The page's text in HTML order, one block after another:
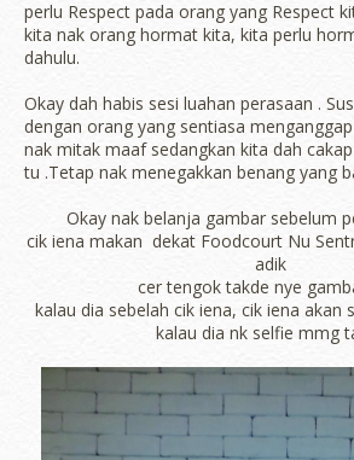
perlu Respect pada orang yang Respect
kita nak orang hormat kita, kita perlu
dahulu.
Okay dah habis sesi luahan perasaan .
dengan orang yang sentiasa
nak mitak maaf sedangkan kita dah
tu .Tetap nak menegakkan benang yang
Okay nak belanja gambar sebelum
cik iena makan dekat Foodcourt Nu
adik
cer tengok takde nye
kalau dia sebelah cik iena, cik iena akan
kalau dia nk selfie mmg